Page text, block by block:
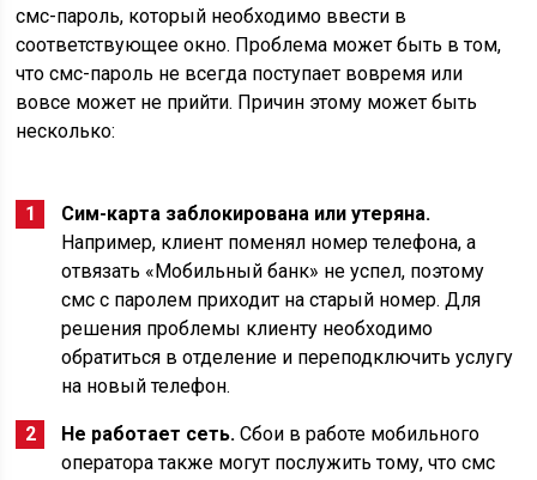
смс-пароль, который необходимо ввести в
соответствующее окно. Проблема может быть в том,
что смс-пароль не всегда поступает вовремя или
вовсе может не прийти. Причин этому может быть
несколько:
Сим-карта заблокирована или утеряна.
Например, клиент поменял номер телефона, а
отвязать «Мобильный банк» не успел, поэтому
смс с паролем приходит на старый номер. Для
решения проблемы клиенту необходимо
обратиться в отделение и переподключить услугу
на новый телефон.
Не работает сеть. Сбои в работе мобильного
оператора также могут послужить тому, что смс